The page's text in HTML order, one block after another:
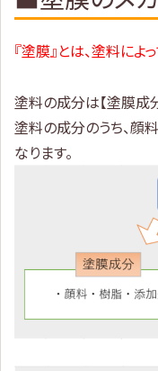
『塗膜』とは、塗料によ
塗料の成分は【塗膜成
塗料の成分のうち、顔
なります。